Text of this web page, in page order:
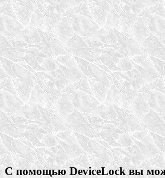
С помощью DeviceLock вы